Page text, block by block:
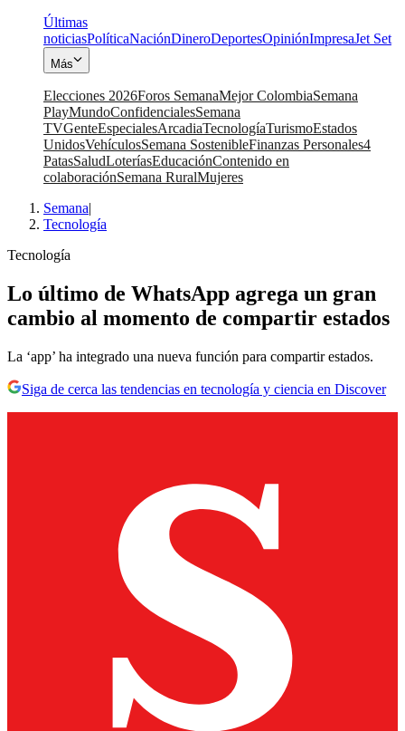
Últimas
noticiasPolíticaNaciónDineroDeportesOpiniónImpresaJet Set
Más
Elecciones 2026Foros SemanaMejor ColombiaSemana
PlayMundoConfidencialesSemana
TVGenteEspecialesArcadiaTecnologíaTurismoEstados
UnidosVehículosSemana SostenibleFinanzas Personales4
PatasSaludLoteríasEducaciónContenido en
colaboraciónSemana RuralMujeres
Semana|
Tecnología
Tecnología
Lo último de WhatsApp agrega un gran
cambio al momento de compartir estados
La ‘app’ ha integrado una nueva función para compartir estados.
Siga de cerca las tendencias en tecnología y ciencia en Discover